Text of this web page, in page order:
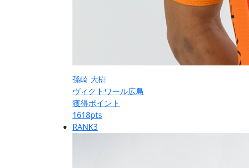
孫崎 大樹
ヴィクトワール広島
獲得ポイント
1618pts
RANK3